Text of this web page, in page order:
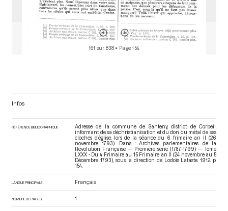
161 sur 838 • Page 154
Infos
RÉFÉRENCE BIBLIOGRAPHIQUE
Adresse de la commune de Santeny, district de Corbeil,
informant de sa déchristianisation et du don du métal de ses
cloches d'église, lors de la séance du 6 frimaire an II (26
novembre 1793). Dans : Archives parlementaires de la
Révolution Française — Première série (1787-1799) — Tome
LXXX - Du 4 Frimaire au 15 Frimaire an II (24 novembre au 5
Décembre 1793), sous la direction de Lodoïs Lataste. 1912. p.
154.
LANGUE PRINCIPALE Français
NOMBRE DE PAGES 1